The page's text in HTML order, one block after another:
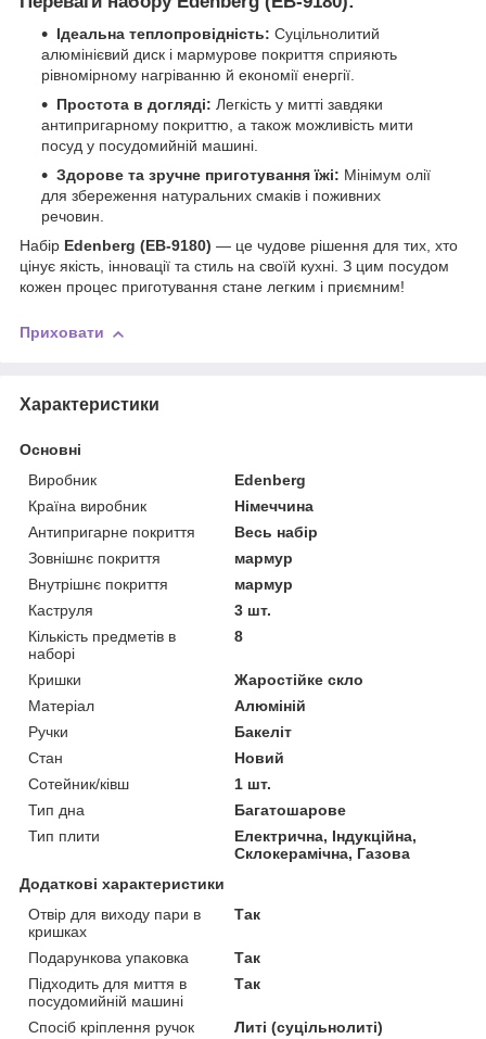
Ідеальна теплопровідність: Суцільнолитий
алюмінієвий диск і мармурове покриття сприяють
рівномірному нагріванню й економії енергії.
Простота в догляді: Легкість у митті завдяки
антипригарному покриттю, а також можливість мити
посуд у посудомийній машині.
Здорове та зручне приготування їжі: Мінімум олії
для збереження натуральних смаків і поживних
речовин.
Набір Edenberg (EB-9180) — це чудове рішення для тих, хто
цінує якість, інновації та стиль на своїй кухні. З цим посудом
кожен процес приготування стане легким і приємним!
Приховати
Характеристики
Основні
Виробник
Edenberg
Країна виробник
Німеччина
Антипригарне покриття
Весь набір
Зовнішнє покриття
мармур
Внутрішнє покриття
мармур
Каструля
3 шт.
Кількість предметів в
наборі
8
Кришки
Жаростійке скло
Матеріал
Алюміній
Ручки
Бакеліт
Стан
Новий
Сотейник/ківш
1 шт.
Тип дна
Багатошарове
Тип плити
Електрична, Індукційна,
Склокерамічна, Газова
Додаткові характеристики
Отвір для виходу пари в
кришках
Так
Подарункова упаковка
Так
Підходить для миття в
посудомийній машині
Так
Спосіб кріплення ручок Литі (суцільнолиті)